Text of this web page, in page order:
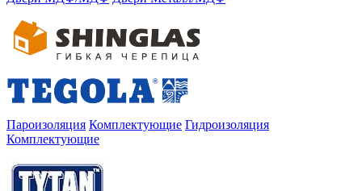
Пароизоляция Комплектующие Гидроизоляция
Комплектующие